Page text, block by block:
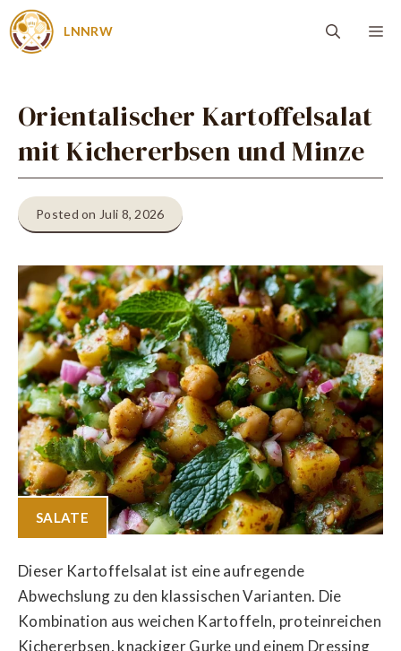
Zum
Inhalt
LNNRW
Orientalischer Kartoffelsalat
mit Kichererbsen und Minze
Posted on Juli 8, 2026
SALATE
Dieser Kartoffelsalat ist eine aufregende
Abwechslung zu den klassischen Varianten. Die
Kombination aus weichen Kartoffeln, proteinreichen
Kichererbsen, knackiger Gurke und einem Dressing